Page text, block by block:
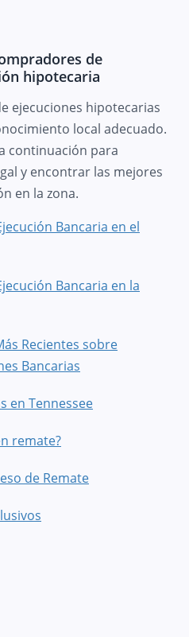
de
hipotecaria
ejecuciones hipotecarias
local adecuado.
continuación para
y encontrar las mejores
en la zona.
Bancaria en el
Bancaria en la
Recientes sobre
Bancarias
en Tennessee
remate?
de Remate